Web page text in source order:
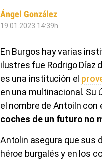
Ángel González
19.01.2023 14:39h
En Burgos hay varias
ilustres fue Rodrigo Díaz
es una institución el
en una multinacional. Su
el nombre de Antoiln con
coches de un futuro no
Antolin asegura que sus
héroe burgalés y en los